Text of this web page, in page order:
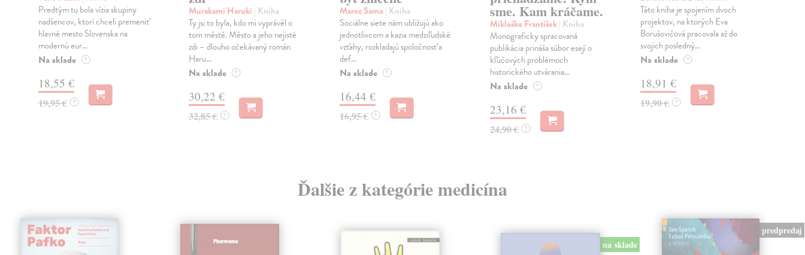
Predtým tu bola vízia skupiny
nadšencov, ktorí chceli premeniť
hlavné mesto Slovenska na
modernú eur...
Na sklade ?
18,55 €
19,95 € ?
Murakami Haruki | Kniha
Ty jsi to byla, kdo mi vyprávěl o
tom městě. Město a jeho nejisté
zdi – dlouho očekávaný román
Haru...
Na sklade ?
30,22 €
32,85 € ?
Marec Samo| Kniha
Sociálne siete nám ubližujú ako
jednotlivcom a kazia medziľudské
vzťahy, rozkladajú spoločnosť a
def...
Na sklade ?
16,44 €
16,95 € ?
sme. Kam kráčame.
Mikloško František| Kniha
Monograficky spracovaná
publikácia prináša súbor esejí o
kľúčových problémoch
historického utvárania...
Na sklade ?
23,16 €
24,90 € ?
Táto kniha je spojením dvoch
projektov, na ktorých Eva
Borušovičová pracovala až do
svojich posledný...
Na sklade ?
18,91 €
19,90 € ?
Ďalšie z kategórie medicína
na sklade
predpredaj